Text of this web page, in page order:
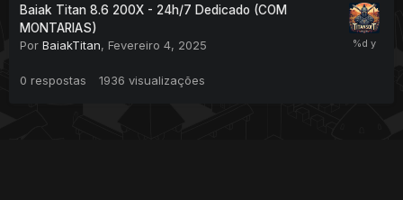
Baiak Titan 8.6 200X - 24h/7 Dedicado (COM
MONTARIAS)
Por BaiakTitan, Fevereiro 4, 2025
0 respostas 1936 visualizações